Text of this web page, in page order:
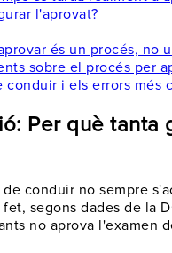
l'aprovat?
és un procés, no
sobre el procés per
conduir i els errors més
Per què tanta
conduir no sempre
segons dades de la
no aprova l'examen